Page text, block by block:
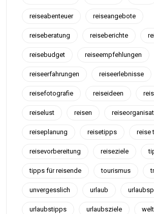
reiseabenteuer reiseangebote
reiseberatung reiseberichte
reisebudget reiseempfehlungen
reiseerfahrungen reiseerlebnisse
reisefotografie reiseideen
reiselust reisen
reiseplanung reisetipps reise
reisevorbereitung reiseziele
tipps für reisende tourismus
unvergesslich urlaub
urlaubstipps urlaubsziele